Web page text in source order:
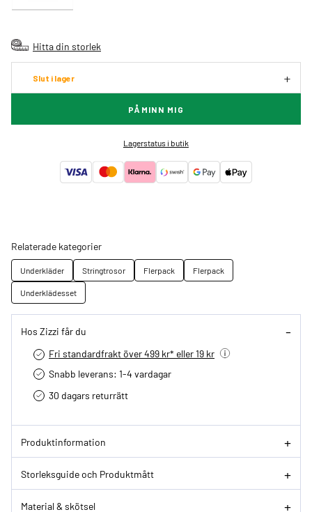
Hitta din storlek
Slut i lager
PÅMINN MIG
Lagerstatus i butik
Relaterade kategorier
Underkläder Stringtrosor Flerpack
Flerpack
Underklädesset
Hos Zizzi får du
Fri standardfrakt över 499 kr* eller 19 kr
Snabb leverans: 1-4 vardagar
30 dagars returrätt­
Produktinformation
Storleksguide och Produktmått
Material & skötsel